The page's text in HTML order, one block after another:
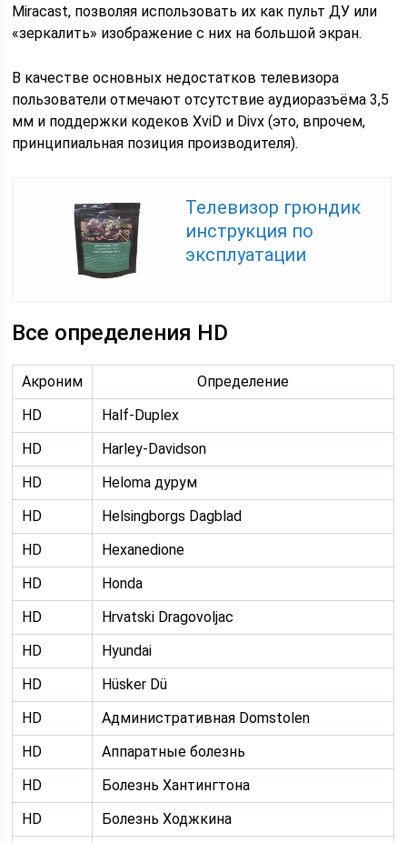
Miracast, позволяя использовать их как пульт ДУ или
«зеркалить» изображение с них на большой экран.
В качестве основных недостатков телевизора
пользователи отмечают отсутствие аудиоразъёма 3,5
мм и поддержки кодеков XviD и Divx (это, впрочем,
принципиальная позиция производителя).
Телевизор грюндик
инструкция по
эксплуатации
Все определения HD
Акроним
Определение
HD
Half-Duplex
HD
Harley-Davidson
HD
Heloma дурум
HD
Helsingborgs Dagblad
HD
Hexanedione
HD
Honda
HD
Hrvatski Dragovoljac
HD
Hyundai
HD
Hüsker Dü
HD
Административная Domstolen
HD
Аппаратные болезнь
HD
Болезнь Хантингтона
HD
Болезнь Ходжкина